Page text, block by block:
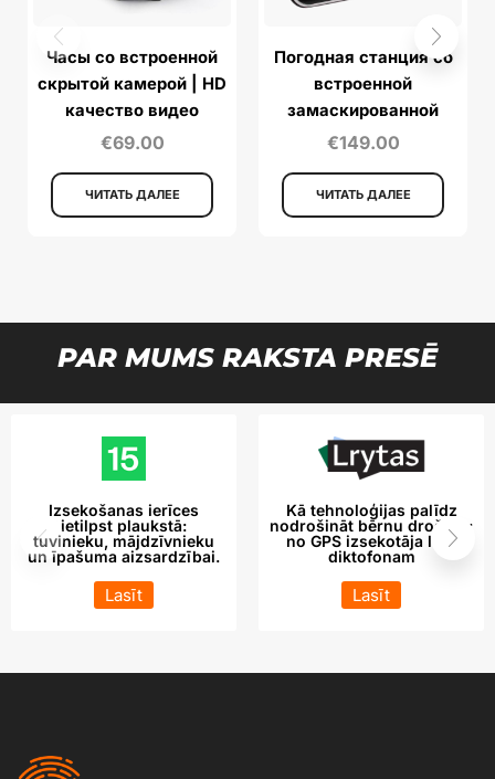
Часы со встроенной
скрытой камерой | HD
качество видео
€69.00
ЧИТАТЬ ДАЛЕЕ
Погодная станция со
встроенной
замаскированной
камерой с ночным
€149.00
ЧИТАТЬ ДАЛЕЕ
PAR MUMS RAKSTA PRESĒ
Izsekošanas ierīces
ietilpst plaukstā:
tuvinieku, mājdzīvnieku
un īpašuma aizsardzībai.
Lasīt
Kā tehnoloģijas palīdz
nodrošināt bērnu drošību:
no GPS izsekotāja līdz
diktofonam
Lasīt